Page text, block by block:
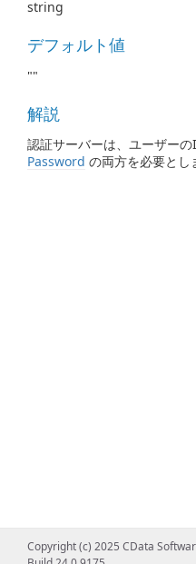
string
デフォルト値
""
解説
認証サーバーは、ユーザー
Password の両方を必要とし
Copyright (c) 2025 CData